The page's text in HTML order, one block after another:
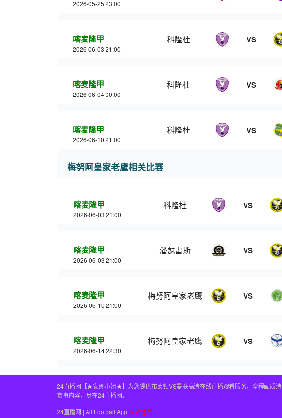
2026-05-25 23:00
喀麦隆甲
2026-06-03 21:00
科隆杜 VS
喀麦隆甲
2026-06-04 00:00
科隆杜 VS
喀麦隆甲
2026-06-10 21:00
科隆杜 VS
梅努阿皇家老鹰相关比赛
喀麦隆甲
2026-06-03 21:00
科隆杜 VS
喀麦隆甲
2026-06-03 21:00
潘瑟雷斯 VS
喀麦隆甲
2026-06-10 21:00
梅努阿皇家老鹰 VS
喀麦隆甲
2026-06-14 22:30
梅努阿皇家老鹰 VS
24直播网【★安娜小姐★】为您提供布莱顿VS曼联高清在线直播观看服务，全程画质
赛事内容，尽在24直播网。
24直播网 | All Football App 网站地图